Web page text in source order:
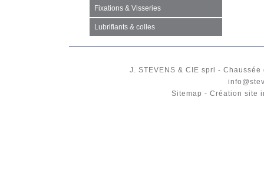
Fixations & Visseries
Lubrifiants & colles
J. STEVENS & CIE sprl - Chaussée
Sitemap - Création site